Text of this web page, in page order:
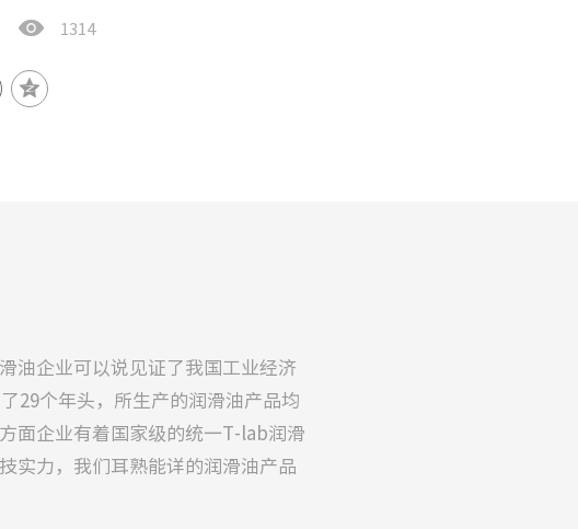
1314
油企业可以说见证了我国工业经济
29个年头，所生产的润滑油产品均
面企业有着国家级的统一T-lab润滑
实力，我们耳熟能详的润滑油产品